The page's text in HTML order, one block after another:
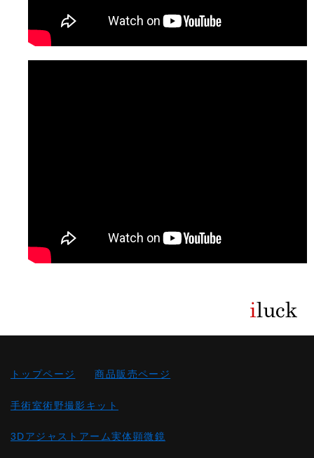
トップページ 商品販売ページ
手術室術野撮影キット
3Dアジャストアーム実体顕微鏡